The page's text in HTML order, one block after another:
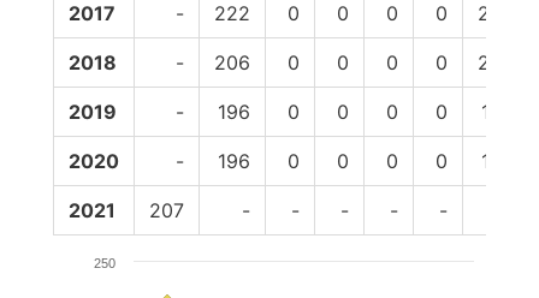
2017 - 222 0 0 0 0 222
2018 - 206 0 0 0 0 206
2019 - 196 0 0 0 0 196
2020 - 196 0 0 0 0 196
2021 207 - - - - -
250